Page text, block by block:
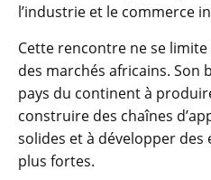
l’industrie et le commerce
Cette rencontre ne se
des marchés africains. Son
pays du continent à
construire des chaînes
solides et à développer des
plus fortes.